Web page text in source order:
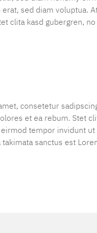
sed diam voluptua.
clita kasd gubergren,
consetetur
et ea rebum. Stet
tempor invidunt
takimata sanctus est